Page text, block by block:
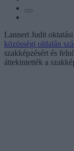
Lannert Judit
közösségi oldalán
szakképzésért és
áttekintették a